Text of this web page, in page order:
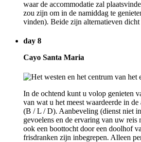
waar de accommodatie zal
zou zijn om in de namiddag te
vinden). Beide zijn alternatieven
day 8
Cayo Santa Maria
In de ochtend kunt u volop genieten
van wat u het meest waardeerde in
(B / L / D). Aanbeveling (dienst niet
gevoelens en de ervaring van uw
ook een boottocht door een doolhof
frisdranken zijn inbegrepen. Alleen